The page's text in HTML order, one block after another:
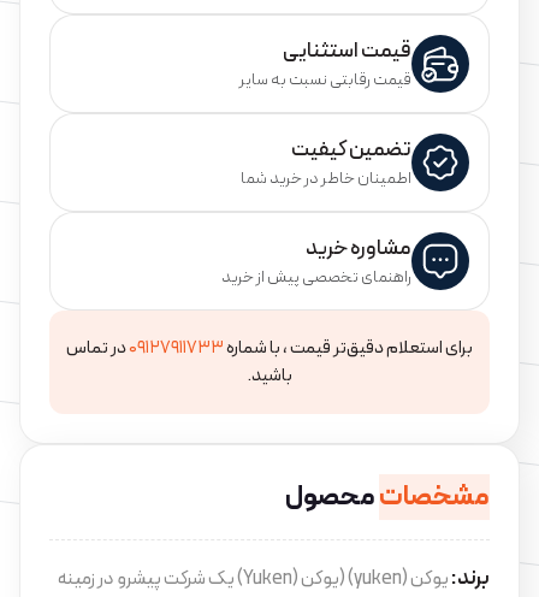
قیمت استثنایی
قیمت رقابتی نسبت به سایر
تضمین کیفیت
اطمینان خاطر در خرید شما
مشاوره خرید
راهنمای تخصصی پیش از خرید
برای استعلام دقیق‌تر قیمت ، با شماره۰۹۱۲۷۹۱۱۷۳۳در تماس
باشید.
مشخصاتمحصول
برند:
یوکن (yuken) (یوکن (Yuken) یک شرکت پیشرو در زمینه